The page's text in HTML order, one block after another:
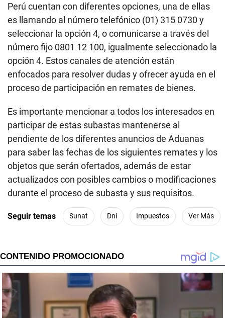
Perú cuentan con diferentes opciones, una de ellas
es llamando al número telefónico (01) 315 0730 y
seleccionar la opción 4, o comunicarse a través del
número fijo 0801 12 100, igualmente seleccionado la
opción 4. Estos canales de atención están
enfocados para resolver dudas y ofrecer ayuda en el
proceso de participación en remates de bienes.
Es importante mencionar a todos los interesados en
participar de estas subastas mantenerse al
pendiente de los diferentes anuncios de Aduanas
para saber las fechas de los siguientes remates y los
objetos que serán ofertados, además de estar
actualizados con posibles cambios o modificaciones
durante el proceso de subasta y sus requisitos.
Seguir temas Sunat Dni Impuestos Ver Más